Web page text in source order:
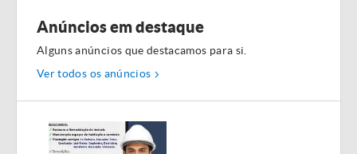
Anúncios em destaque
Alguns anúncios que destacamos para si.
Ver todos os anúncios